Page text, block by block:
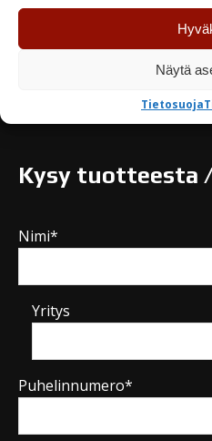
Näytä
Tietosuoja
Kysy tuotteesta
Nimi*
Yritys
Puhelinnumero*